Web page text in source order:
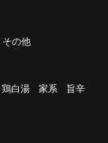
その他
鶏白湯 家系
旨辛